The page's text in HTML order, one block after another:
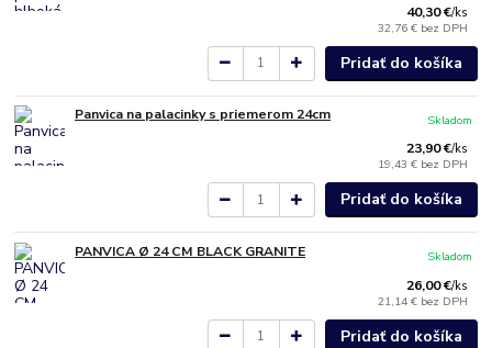
40,30 €/ks
32,76 € bez DPH
Pridať do košíka
Panvica na palacinky s priemerom 24cm
23,90 €/ks
19,43 € bez DPH
Skladom
Pridať do košíka
PANVICA Ø 24 CM BLACK GRANITE
26,00 €/ks
21,14 € bez DPH
Skladom
Pridať do košíka